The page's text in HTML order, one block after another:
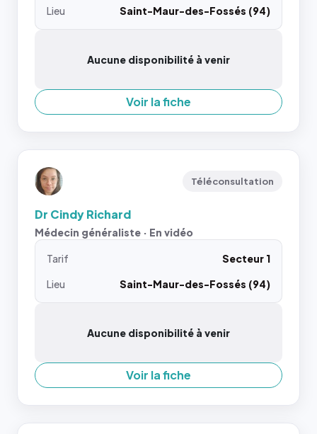
Lieu
Saint-Maur-des-Fossés (94)
Aucune disponibilité à venir
Voir la fiche
Téléconsultation
Dr Cindy Richard
Médecin généraliste · En vidéo
Tarif
Secteur 1
Lieu
Saint-Maur-des-Fossés (94)
Aucune disponibilité à venir
Voir la fiche